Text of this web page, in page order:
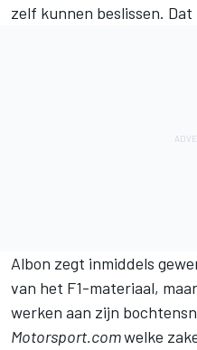
zelf kunnen beslissen.
Albon zegt inmiddels
van het F1-materiaal,
werken aan zijn
Motorsport.comwelke